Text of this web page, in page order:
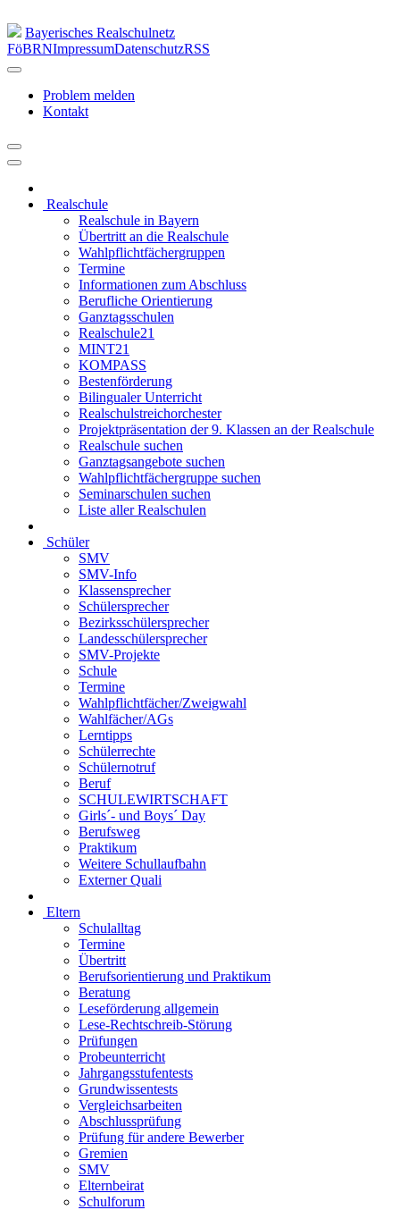
Bayerisches Realschulnetz
FöBRNImpressumDatenschutzRSS
Problem melden
Kontakt
Realschule
Realschule in Bayern
Übertritt an die Realschule
Wahlpflichtfächergruppen
Termine
Informationen zum Abschluss
Berufliche Orientierung
Ganztagsschulen
Realschule21
MINT21
KOMPASS
Bestenförderung
Bilingualer Unterricht
Realschulstreichorchester
Projektpräsentation der 9. Klassen an der Realschule
Realschule suchen
Ganztagsangebote suchen
Wahlpflichtfächergruppe suchen
Seminarschulen suchen
Liste aller Realschulen
Schüler
SMV
SMV-Info
Klassensprecher
Schülersprecher
Bezirksschülersprecher
Landesschülersprecher
SMV-Projekte
Schule
Termine
Wahlpflichtfächer/Zweigwahl
Wahlfächer/AGs
Lerntipps
Schülerrechte
Schülernotruf
Beruf
SCHULEWIRTSCHAFT
Girls´- und Boys´ Day
Berufsweg
Praktikum
Weitere Schullaufbahn
Externer Quali
Eltern
Schulalltag
Termine
Übertritt
Berufsorientierung und Praktikum
Beratung
Leseförderung allgemein
Lese-Rechtschreib-Störung
Prüfungen
Probeunterricht
Jahrgangsstufentests
Grundwissentests
Vergleichsarbeiten
Abschlussprüfung
Prüfung für andere Bewerber
Gremien
SMV
Elternbeirat
Schulforum